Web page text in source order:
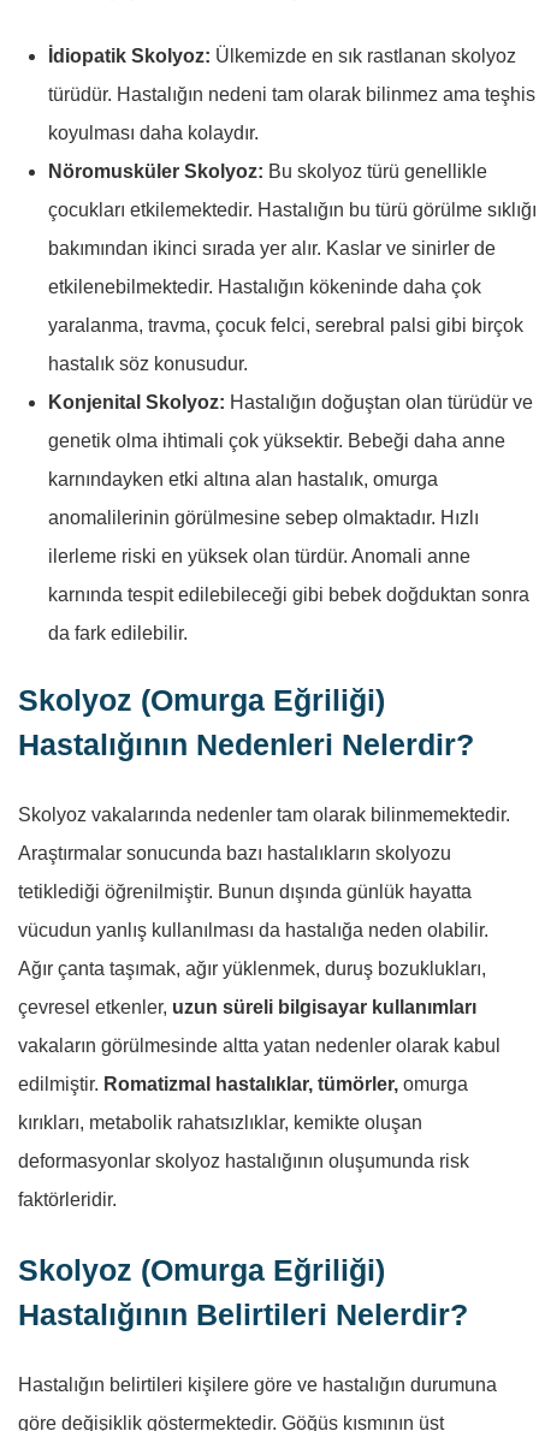
İdiopatik Skolyoz: Ülkemizde en sık rastlanan skolyoz
türüdür. Hastalığın nedeni tam olarak bilinmez ama teşhis
koyulması daha kolaydır.
Nöromusküler Skolyoz: Bu skolyoz türü genellikle
çocukları etkilemektedir. Hastalığın bu türü görülme sıklığı
bakımından ikinci sırada yer alır. Kaslar ve sinirler de
etkilenebilmektedir. Hastalığın kökeninde daha çok
yaralanma, travma, çocuk felci, serebral palsi gibi birçok
hastalık söz konusudur.
Konjenital Skolyoz: Hastalığın doğuştan olan türüdür ve
genetik olma ihtimali çok yüksektir. Bebeği daha anne
karnındayken etki altına alan hastalık, omurga
anomalilerinin görülmesine sebep olmaktadır. Hızlı
ilerleme riski en yüksek olan türdür. Anomali anne
karnında tespit edilebileceği gibi bebek doğduktan sonra
da fark edilebilir.
Skolyoz (Omurga Eğriliği)
Hastalığının Nedenleri Nelerdir?
Skolyoz vakalarında nedenler tam olarak bilinmemektedir.
Araştırmalar sonucunda bazı hastalıkların skolyozu
tetiklediği öğrenilmiştir. Bunun dışında günlük hayatta
vücudun yanlış kullanılması da hastalığa neden olabilir.
Ağır çanta taşımak, ağır yüklenmek, duruş bozuklukları,
çevresel etkenler, uzun süreli bilgisayar kullanımları
vakaların görülmesinde altta yatan nedenler olarak kabul
edilmiştir. Romatizmal hastalıklar, tümörler, omurga
kırıkları, metabolik rahatsızlıklar, kemikte oluşan
deformasyonlar skolyoz hastalığının oluşumunda risk
faktörleridir.
Skolyoz (Omurga Eğriliği)
Hastalığının Belirtileri Nelerdir?
Hastalığın belirtileri kişilere göre ve hastalığın durumuna
göre değişiklik göstermektedir. Göğüs kısmının üst